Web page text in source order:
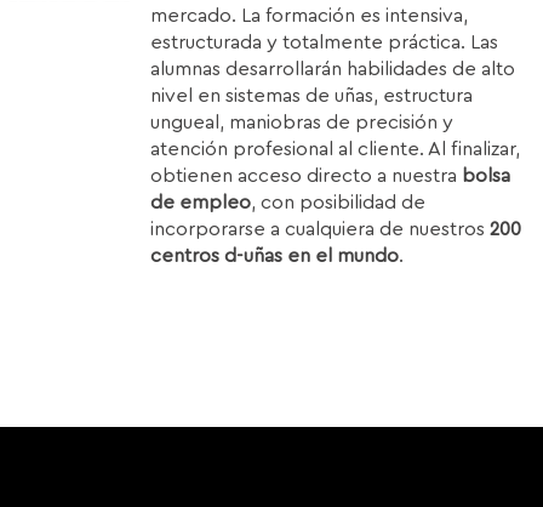
mercado. La formación es intensiva,
estructurada y totalmente práctica. Las
alumnas desarrollarán habilidades de alto
nivel en sistemas de uñas, estructura
ungueal, maniobras de precisión y
atención profesional al cliente. Al finalizar,
obtienen acceso directo a nuestra bolsa
de empleo, con posibilidad de
incorporarse a cualquiera de nuestros200
centros d-uñas en el mundo.